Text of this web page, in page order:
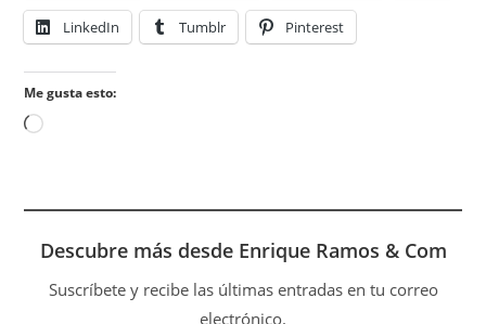
LinkedIn Tumblr Pinterest
Me gusta esto:
Cargando...
Descubre más desde Enrique Ramos & Com
Suscríbete y recibe las últimas entradas en tu correo
electrónico.